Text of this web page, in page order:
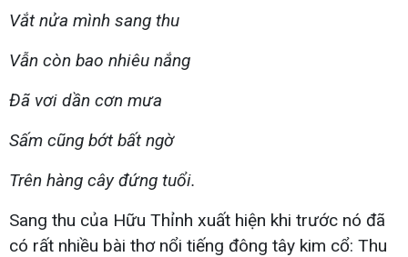
Vắt nửa mình sang thu
Vẫn còn bao nhiêu nắng
Đã vơi dần cơn mưa
Sấm cũng bớt bất ngờ
Trên hàng cây đứng tuổi.
Sang thu của Hữu Thỉnh xuất hiện khi trước nó đã
có rất nhiều bài thơ nổi tiếng đông tây kim cổ: Thu